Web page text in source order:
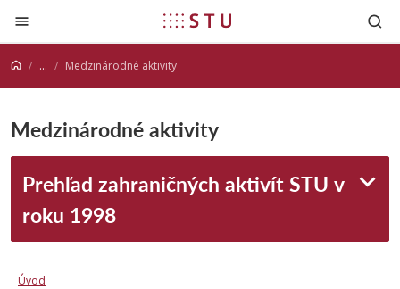
Prejsť na obsah
... Medzinárodné aktivity
Medzinárodné aktivity
Prehľad zahraničných aktivít STU v
roku 1998
Úvod